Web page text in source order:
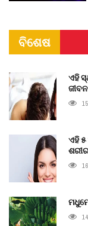
ବିଶେଷ
ଏହି
ଜୀବନ
ଏହି